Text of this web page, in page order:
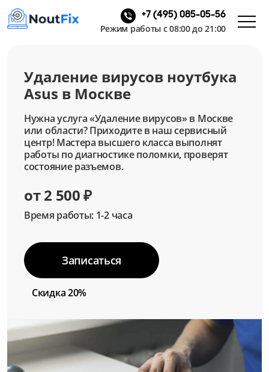
+7 (495) 085-05-56
Режим работы с 08:00 до 21:00
Удаление вирусов ноутбука
Asus в Москве
Нужна услуга «Удаление вирусов» в Москве
или области? Приходите в наш сервисный
центр! Мастера высшего класса выполнят
работы по диагностике поломки, проверят
состояние разъемов.
от 2 500 ₽
Время работы: 1-2 часа
Записаться
Скидка 20%